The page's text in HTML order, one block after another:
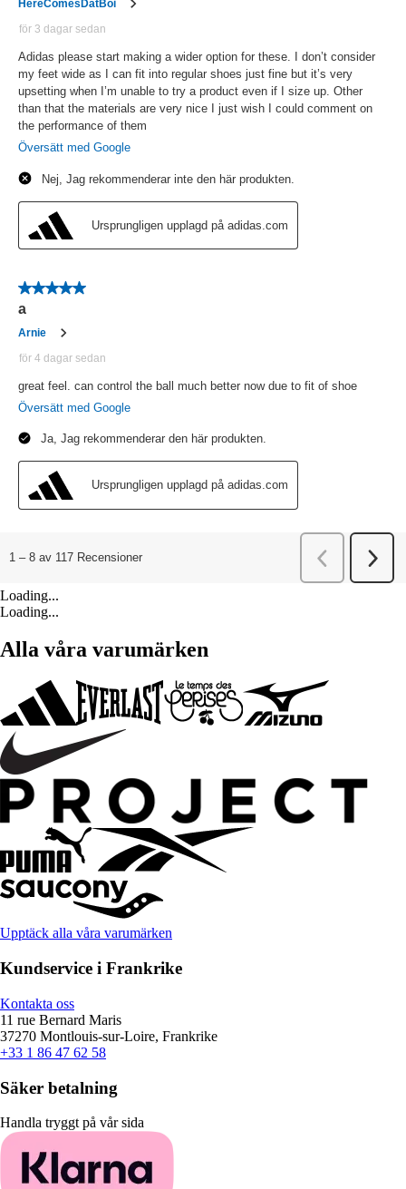
Loading...
Loading...
Alla våra varumärken
Upptäck alla våra varumärken
Kundservice i Frankrike
Kontakta oss
11 rue Bernard Maris
37270 Montlouis-sur-Loire, Frankrike
+33 1 86 47 62 58
Säker betalning
Handla tryggt på vår sida